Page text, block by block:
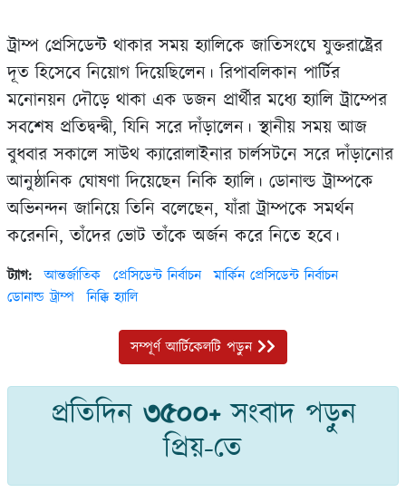
ট্রাম্প প্রেসিডেন্ট থাকার সময় হ্যালিকে জাতিসংঘে যুক্তরাষ্ট্রের
দূত হিসেবে নিয়োগ দিয়েছিলেন। রিপাবলিকান পার্টির
মনোনয়ন দৌড়ে থাকা এক ডজন প্রার্থীর মধ্যে হ্যালি ট্রাম্পের
সবশেষ প্রতিদ্বন্দ্বী, যিনি সরে দাঁড়ালেন। স্থানীয় সময় আজ
বুধবার সকালে সাউথ ক্যারোলাইনার চার্লসটনে সরে দাঁড়ানোর
আনুষ্ঠানিক ঘোষণা দিয়েছেন নিকি হ্যালি। ডোনাল্ড ট্রাম্পকে
অভিনন্দন জানিয়ে তিনি বলেছেন, যাঁরা ট্রাম্পকে সমর্থন
করেননি, তাঁদের ভোট তাঁকে অর্জন করে নিতে হবে।
ট্যাগ: আন্তর্জাতিক প্রেসিডেন্ট নির্বাচন
মার্কিন প্রেসিডেন্ট নির্বাচন
ডোনাল্ড ট্রাম্প
নিক্কি হ্যালি
সম্পূর্ণ আর্টিকেলটি পড়ুন
প্রতিদিন ৩৫০০+সংবাদ পড়ুন
প্রিয়-তে